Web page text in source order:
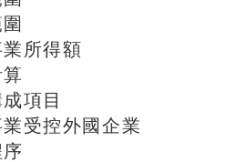
所得額
項目
受控外國企業